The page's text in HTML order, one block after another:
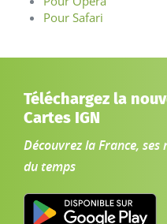
Téléchargez la
Cartes IGN
Découvrez la France,
du temps